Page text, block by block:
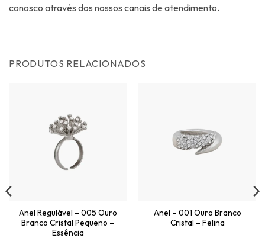
conosco através dos nossos canais de atendimento.
PRODUTOS RELACIONADOS
Anel Regulável – 005 Ouro
Branco Cristal Pequeno –
Essência
Anel – 001 Ouro Branco
Cristal – Felina